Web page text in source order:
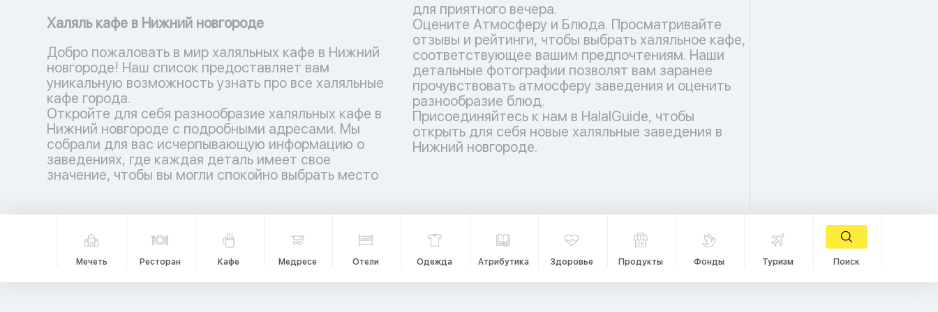
Халяль кафе в Нижний новгороде
Добро пожаловать в мир халяльных кафе в Нижний
новгороде! Наш список предоставляет вам
уникальную возможность узнать про все халяльные
кафе города.
Откройте для себя разнообразие халяльных кафе в
Нижний новгороде с подробными адресами. Мы
собрали для вас исчерпывающую информацию о
заведениях, где каждая деталь имеет свое
значение, чтобы вы могли спокойно выбрать место
для приятного вечера.
Оцените Атмосферу и Блюда. Просматривайте
отзывы и рейтинги, чтобы выбрать халяльное кафе,
соответствующее вашим предпочтениям. Наши
детальные фотографии позволят вам заранее
прочувствовать атмосферу заведения и оценить
разнообразие блюд.
Присоединяйтесь к нам в HalalGuide, чтобы
открыть для себя новые халяльные заведения в
Нижний новгороде.
Мечеть Ресторан Кафе Медресе Отели Одежда Атрибутика Здоровье Продукты Фонды Туризм Поиск